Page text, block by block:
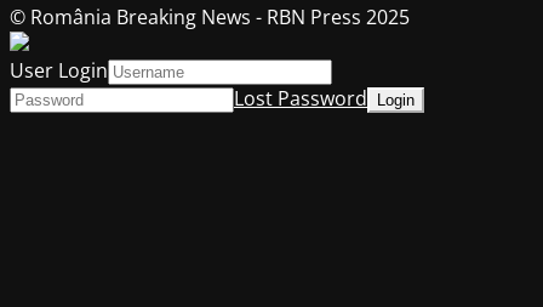
© România Breaking News - RBN Press 2025
User Login
Lost Password